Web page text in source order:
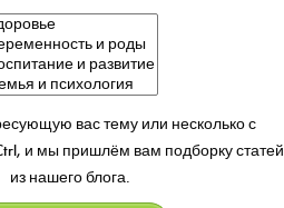
вас тему или несколько с
и мы пришлём вам подборку статей
из нашего блога.